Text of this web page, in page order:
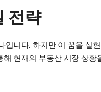
전략
입니다. 하지만 이 꿈을 실
해 현재의 부동산 시장 상황